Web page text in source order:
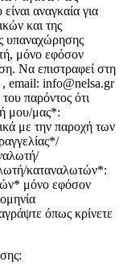
αναγκαία για
και της
υπαναχώρησης
μόνο εφόσον
Να επιστραφεί στη
email: info@nelsa.gr
παρόντος ότι
μου/μας*:
με την παροχή των
καταναλωτών*:
μόνο εφόσον
όπως κρίνετε